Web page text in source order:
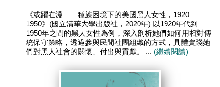
《或躍在淵——種族困境下的美國黑人女性，1920–
1950》(國立清華大學出版社，2020年) 以1920年代到
1950年之間的黑人女性為例，深入剖析她們如何用相對傳
統保守策略，透過參與民間社團組織的方式，具體實踐她
們對黑人社會的關懷、付出與貢獻。 ... (繼續閱讀)